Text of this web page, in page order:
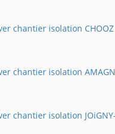
chantier isolation CHOOZ
chantier isolation
chantier isolation JOiGNY-